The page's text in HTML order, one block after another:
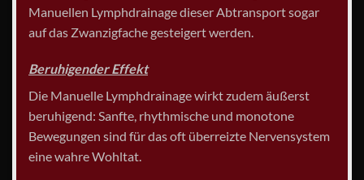
Manuellen Lymphdrainage dieser Abtransport sogar
auf das Zwanzigfache gesteigert werden.
Beruhigender Effekt
Die Manuelle Lymphdrainage wirkt zudem äußerst
beruhigend: Sanfte, rhythmische und monotone
Bewegungen sind für das oft überreizte Nervensystem
eine wahre Wohltat.